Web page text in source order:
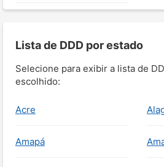
Lista de DDD por estado
Selecione para exibir a lista de
escolhido:
Acre
Amapá